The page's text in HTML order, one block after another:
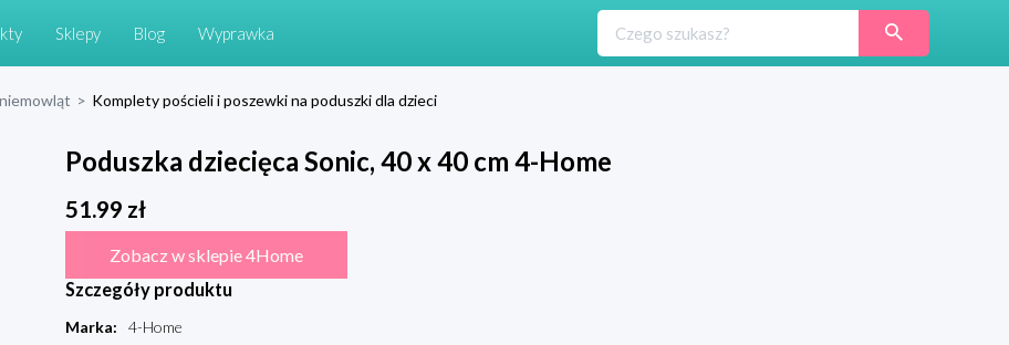
Sklepy Blog Wyprawka
> Komplety pościeli i poszewki na poduszki dla dzieci
Poduszka dziecięca Sonic, 40 x 40 cm 4-Home
51.99 zł
Zobacz w sklepie 4Home
Szczegóły produktu
Marka:
4-Home